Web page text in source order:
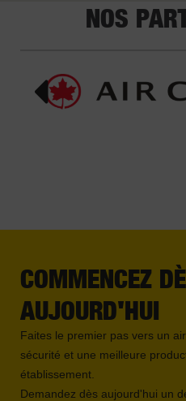
NOS
COMMENCEZ
AUJOURD'HUI
Faites le premier pas vers un
sécurité et une meilleure
établissement.
Demandez dès aujourd'hui un